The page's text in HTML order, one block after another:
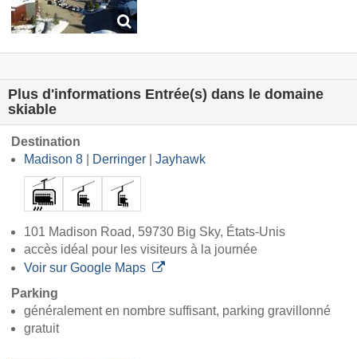
Plus d'informations Entrée(s) dans le domaine
skiable
Destination
Madison 8
Derringer Jayhawk
101 Madison Road, 59730 Big Sky, États-Unis
accès idéal pour les visiteurs à la journée
Voir sur Google Maps
Parking
généralement en nombre suffisant, parking gravillonné
gratuit